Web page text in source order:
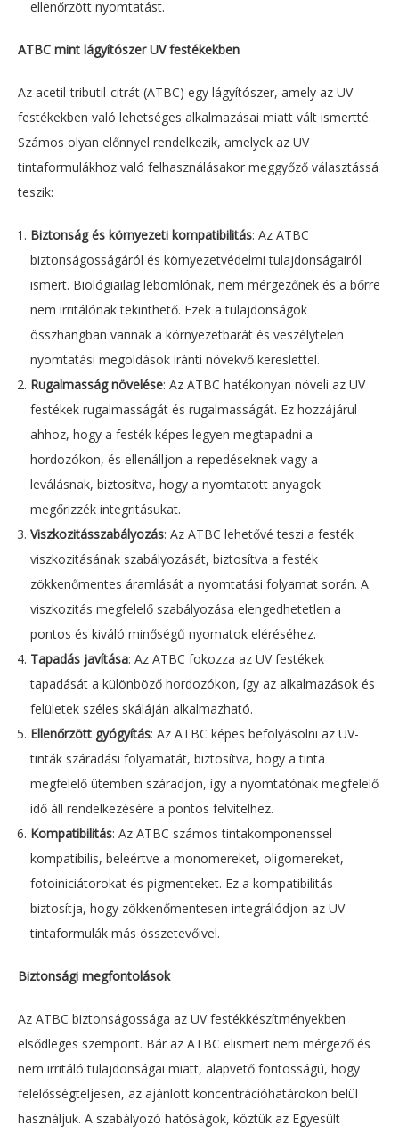
ellenőrzött nyomtatást.
ATBC mint lágyítószer UV festékekben
Az acetil-tributil-citrát (ATBC) egy lágyítószer, amely az UV-
festékekben való lehetséges alkalmazásai miatt vált ismertté.
Számos olyan előnnyel rendelkezik, amelyek az UV
tintaformulákhoz való felhasználásakor meggyőző választássá
teszik:
Biztonság és környezeti kompatibilitás: Az ATBC
biztonságosságáról és környezetvédelmi tulajdonságairól
ismert. Biológiailag lebomlónak, nem mérgezőnek és a bőrre
nem irritálónak tekinthető. Ezek a tulajdonságok
összhangban vannak a környezetbarát és veszélytelen
nyomtatási megoldások iránti növekvő kereslettel.
Rugalmasság növelése: Az ATBC hatékonyan növeli az UV
festékek rugalmasságát és rugalmasságát. Ez hozzájárul
ahhoz, hogy a festék képes legyen megtapadni a
hordozókon, és ellenálljon a repedéseknek vagy a
leválásnak, biztosítva, hogy a nyomtatott anyagok
megőrizzék integritásukat.
Viszkozitásszabályozás: Az ATBC lehetővé teszi a festék
viszkozitásának szabályozását, biztosítva a festék
zökkenőmentes áramlását a nyomtatási folyamat során. A
viszkozitás megfelelő szabályozása elengedhetetlen a
pontos és kiváló minőségű nyomatok eléréséhez.
Tapadás javítása: Az ATBC fokozza az UV festékek
tapadását a különböző hordozókon, így az alkalmazások és
felületek széles skáláján alkalmazható.
Ellenőrzött gyógyítás: Az ATBC képes befolyásolni az UV-
tinták száradási folyamatát, biztosítva, hogy a tinta
megfelelő ütemben száradjon, így a nyomtatónak megfelelő
idő áll rendelkezésére a pontos felvitelhez.
Kompatibilitás: Az ATBC számos tintakomponenssel
kompatibilis, beleértve a monomereket, oligomereket,
fotoiniciátorokat és pigmenteket. Ez a kompatibilitás
biztosítja, hogy zökkenőmentesen integrálódjon az UV
tintaformulák más összetevőivel.
Biztonsági megfontolások
Az ATBC biztonságossága az UV festékkészítményekben
elsődleges szempont. Bár az ATBC elismert nem mérgező és
nem irritáló tulajdonságai miatt, alapvető fontosságú, hogy
felelősségteljesen, az ajánlott koncentrációhatárokon belül
használjuk. A szabályozó hatóságok, köztük az Egyesült